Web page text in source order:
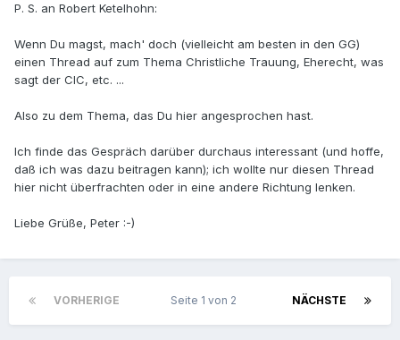
P. S. an Robert Ketelhohn:
Wenn Du magst, mach' doch (vielleicht am besten in den GG)
einen Thread auf zum Thema Christliche Trauung, Eherecht, was
sagt der CIC, etc. ...
Also zu dem Thema, das Du hier angesprochen hast.
Ich finde das Gespräch darüber durchaus interessant (und hoffe,
daß ich was dazu beitragen kann); ich wollte nur diesen Thread
hier nicht überfrachten oder in eine andere Richtung lenken.
Liebe Grüße, Peter :-)
VORHERIGE NÄCHSTE
Seite 1 von 2